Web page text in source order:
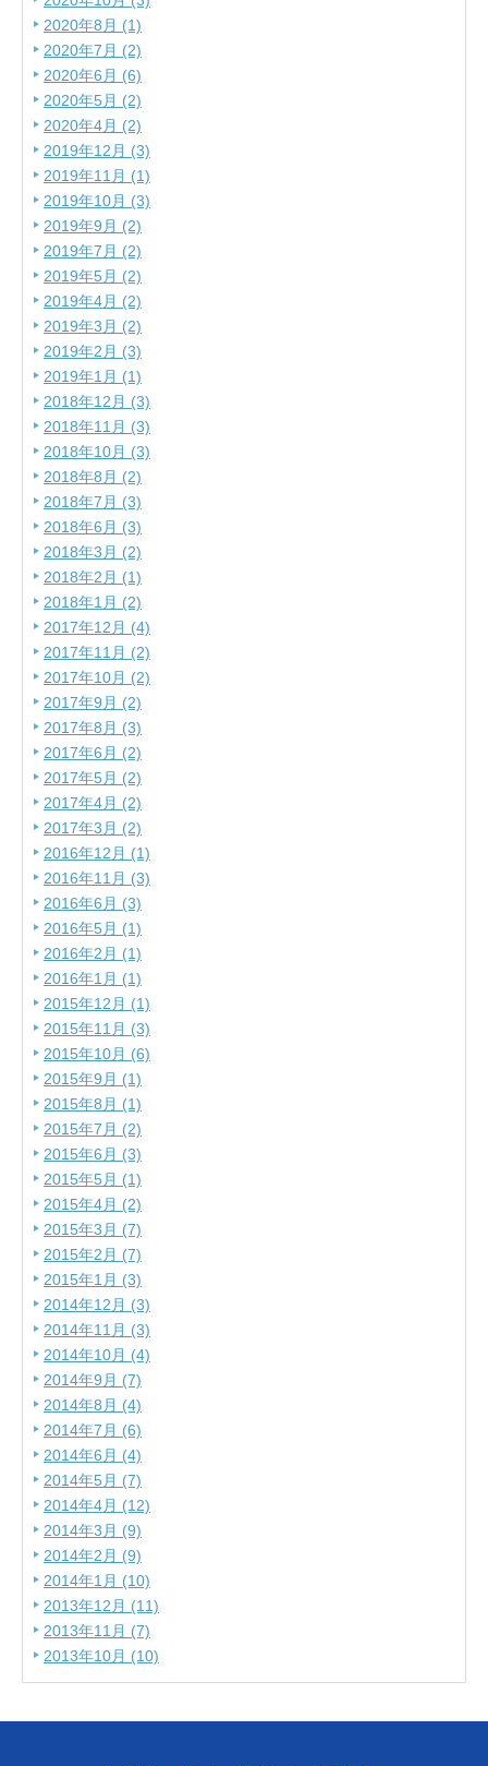
2020年8月 (1)
2020年7月 (2)
2020年6月 (6)
2020年5月 (2)
2020年4月 (2)
2019年12月 (3)
2019年11月 (1)
2019年10月 (3)
2019年9月 (2)
2019年7月 (2)
2019年5月 (2)
2019年4月 (2)
2019年3月 (2)
2019年2月 (3)
2019年1月 (1)
2018年12月 (3)
2018年11月 (3)
2018年10月 (3)
2018年8月 (2)
2018年7月 (3)
2018年6月 (3)
2018年3月 (2)
2018年2月 (1)
2018年1月 (2)
2017年12月 (4)
2017年11月 (2)
2017年10月 (2)
2017年9月 (2)
2017年8月 (3)
2017年6月 (2)
2017年5月 (2)
2017年4月 (2)
2017年3月 (2)
2016年12月 (1)
2016年11月 (3)
2016年6月 (3)
2016年5月 (1)
2016年2月 (1)
2016年1月 (1)
2015年12月 (1)
2015年11月 (3)
2015年10月 (6)
2015年9月 (1)
2015年8月 (1)
2015年7月 (2)
2015年6月 (3)
2015年5月 (1)
2015年4月 (2)
2015年3月 (7)
2015年2月 (7)
2015年1月 (3)
2014年12月 (3)
2014年11月 (3)
2014年10月 (4)
2014年9月 (7)
2014年8月 (4)
2014年7月 (6)
2014年6月 (4)
2014年5月 (7)
2014年4月 (12)
2014年3月 (9)
2014年2月 (9)
2014年1月 (10)
2013年12月 (11)
2013年11月 (7)
2013年10月 (10)